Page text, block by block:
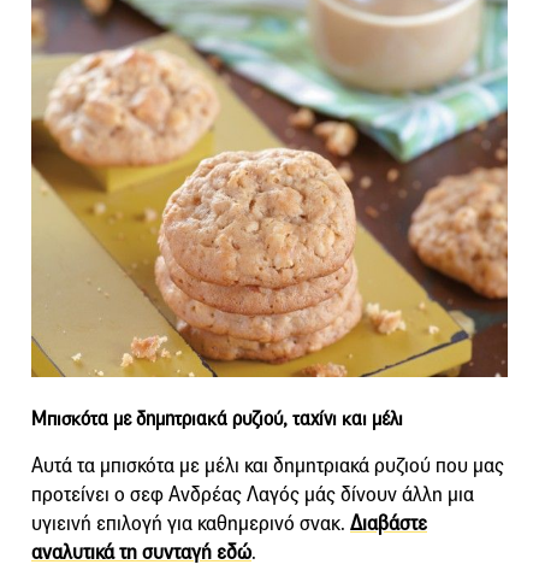
Μπισκότα με δημητριακά ρυζιού, ταχίνι και μέλι
Αυτά τα μπισκότα με μέλι και δημητριακά ρυζιού που μας
προτείνει ο σεφ Ανδρέας Λαγός μάς δίνουν άλλη μια
υγιεινή επιλογή για καθημερινό σνακ. Διαβάστε
αναλυτικά τη συνταγή εδώ.